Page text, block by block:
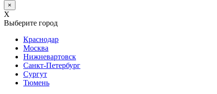
×
X
Выберите город
Краснодар
Москва
Нижневартовск
Санкт-Петербург
Сургут
Тюмень